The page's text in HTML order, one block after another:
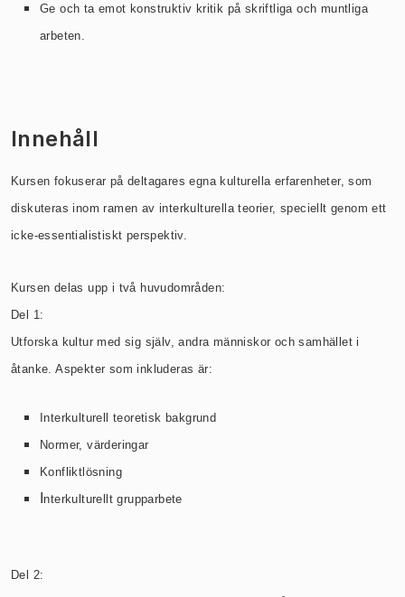
Ge och ta emot konstruktiv kritik på skriftliga och muntliga
arbeten.
Innehåll
Kursen fokuserar på deltagares egna kulturella erfarenheter, som
diskuteras inom ramen av interkulturella teorier, speciellt genom ett
icke-essentialistiskt perspektiv.
Kursen delas upp i två huvudområden:
Del 1:
Utforska kultur med sig själv, andra människor och samhället i
åtanke. Aspekter som inkluderas är:
Interkulturell teoretisk bakgrund
Normer, värderingar
Konfliktlösning
Interkulturellt grupparbete
Del 2: